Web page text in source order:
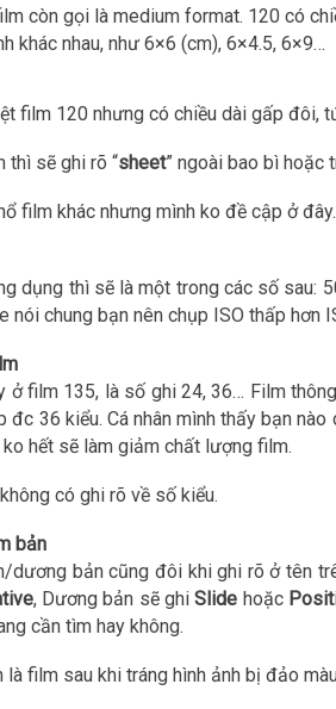
còn gọi là medium format. 120 có
khác nhau, như 6×6 (cm), 6×4.5, 6×9…
film 120 nhưng có chiều dài gấp đôi,
thì sẽ ghi rõ “sheet” ngoài bao bì hoặc
film khác nhưng mình ko đề cập ở đây.
dụng thì sẽ là một trong các số sau:
nói chung bạn nên chụp ISO thấp hơn
ở film 135, là số ghi 24, 36… Film
đc 36 kiểu. Cá nhân mình thấy bạn
hết sẽ làm giảm chất lượng film.
có ghi rõ về số kiểu.
bản
dương bản cũng đôi khi ghi rõ ở tên
, Dương bản sẽ ghiSlide hoặc
cần tìm hay không.
là film sau khi tráng hình ảnh bị đảo